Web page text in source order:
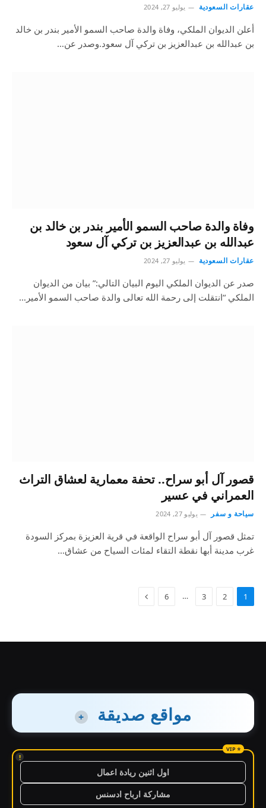
عقارات السعودية يوليو 27, 2024
أعلن الديوان الملكي، وفاة والدة صاحب السمو الأمير بندر بن خالد
بن عبدالله بن عبدالعزيز بن تركي آل سعود.وصدر عن…
وفاة والدة صاحب السمو الأمير بندر بن خالد بن
عبدالله بن عبدالعزيز بن تركي آل سعود
عقارات السعودية يوليو 27, 2024
صدر عن الديوان الملكي اليوم البيان التالي:” بيان من الديوان
الملكي “انتقلت إلى رحمة الله تعالى والدة صاحب السمو الأمير…
قصور آل أبو سراح.. تحفة معمارية لعشاق التراث
العمراني في عسير
سياحة و سفر يوليو 27, 2024
تمثل قصور آل أبو سراح الواقعة في قرية العزيزة بمركز السودة
غرب مدينة أبها نقطة التقاء لمئات السياح من عشاق…
1
2
3
…
6
مواقع صديقة +
!
اول اثنين ريادة اعمال
مشاركة ارباح ادسنس